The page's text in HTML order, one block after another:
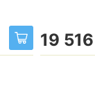
19 516